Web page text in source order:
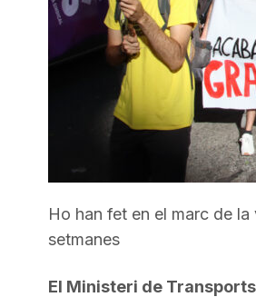
a
Ho han fet en el marc de
setmanes
El Ministeri de